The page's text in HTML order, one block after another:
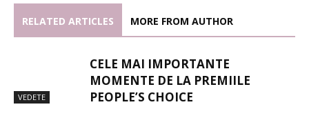
RELATED ARTICLES MORE FROM AUTHOR
VEDETE
CELE MAI IMPORTANTE
MOMENTE DE LA PREMIILE
PEOPLE’S CHOICE